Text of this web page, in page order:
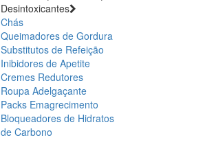
Desintoxicantes
Chás
Queimadores de Gordura
Substitutos de Refeição
Inibidores de Apetite
Cremes Redutores
Roupa Adelgaçante
Packs Emagrecimento
Bloqueadores de Hidratos
de Carbono